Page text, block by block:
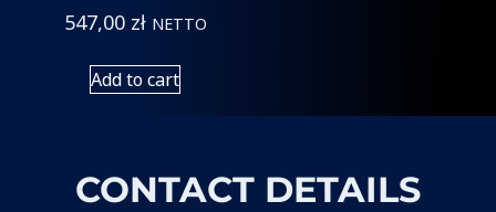
547,00 zł NETTO
Add to cart
CONTACT DETAILS